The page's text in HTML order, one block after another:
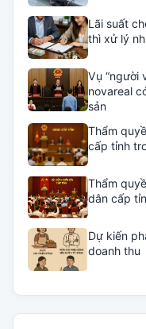
Lãi suất
thì xử lý
Vụ “người
novareal
sản
Thẩm
cấp tỉnh
Thẩm
dân cấp
Dự kiến
doanh thu